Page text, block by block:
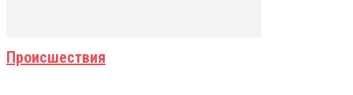
Происшествия